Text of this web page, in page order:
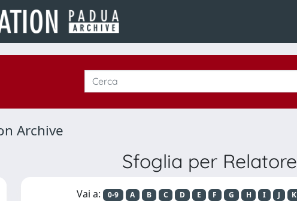
Archive
Sfoglia per Relatore
Vai a: 0-9 A B C D E F G H I J K